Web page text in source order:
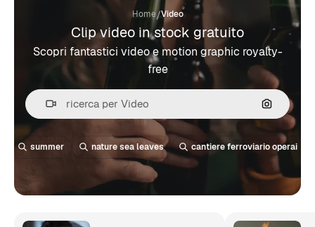
Home/Video
Clip video in stock gratuito
Scopri fantastici video e motion graphic royalty-
free
Cerca
summer nature sea leaves cantiere ferroviario operai